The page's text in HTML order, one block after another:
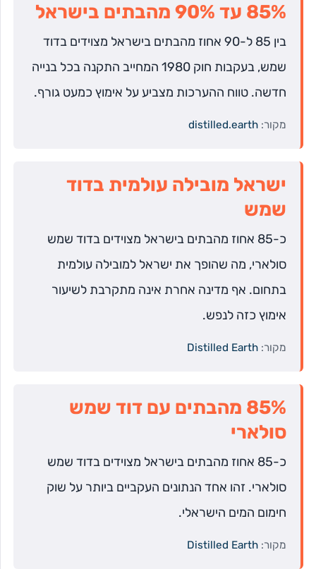
85% עד 90% מהבתים בישראל
בין 85 ל-90 אחוז מהבתים בישראל מצוידים בדוד
שמש, בעקבות חוק 1980 המחייב התקנה בכל בנייה
חדשה. טווח ההערכות מצביע על אימוץ כמעט גורף.
מקור: distilled.earth
ישראל מובילה עולמית בדוד
שמש
כ-85 אחוז מהבתים בישראל מצוידים בדוד שמש
סולארי, מה שהופך את ישראל למובילה עולמית
בתחום. אף מדינה אחרת אינה מתקרבת לשיעור
אימוץ כזה לנפש.
מקור: Distilled Earth
85% מהבתים עם דוד שמש
סולארי
כ-85 אחוז מהבתים בישראל מצוידים בדוד שמש
סולארי. זהו אחד הנתונים העקביים ביותר על שוק
חימום המים הישראלי.
מקור: Distilled Earth